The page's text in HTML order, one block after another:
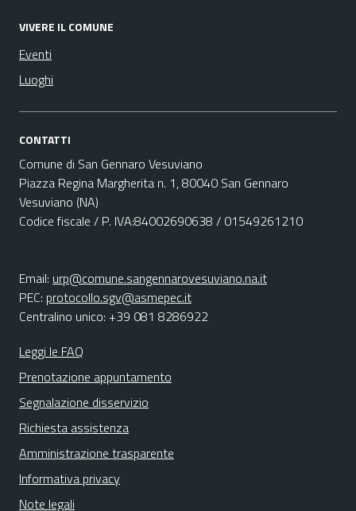
VIVERE IL COMUNE
Eventi
Luoghi
CONTATTI
Comune di San Gennaro Vesuviano
Piazza Regina Margherita n. 1, 80040 San Gennaro
Vesuviano (NA)
Codice fiscale / P. IVA:84002690638 / 01549261210
Email: urp@comune.sangennarovesuviano.na.it
PEC: protocollo.sgv@asmepec.it
Centralino unico: +39 081 8286922
Leggi le FAQ
Prenotazione appuntamento
Segnalazione disservizio
Richiesta assistenza
Amministrazione trasparente
Informativa privacy
Note legali